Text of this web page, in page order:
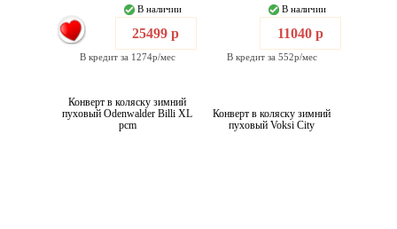
В наличии
25499 р
В кредит за 1274р/мес
В наличии
11040 р
В кредит за 552р/мес
Конверт в коляску зимний
пуховый Odenwalder Billi XL
pcm
Конверт в коляску зимний
пуховый Voksi City